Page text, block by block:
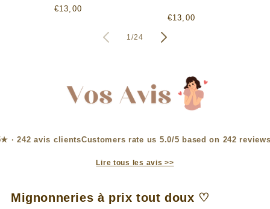
Prix
€13,00
Prix
€13,00
1/de
24
Customers rate us 5.0/5 based on 242
Lire tous les avis >>
Mignonneries à prix tout doux ♡